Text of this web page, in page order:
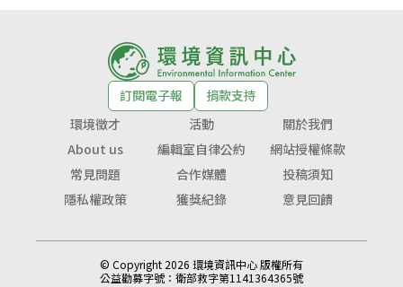
訂閱電子報
捐款支持
環境徵才
活動
關於我們
About us
編輯室自律公約
網站授權條款
常見問題
合作媒體
投稿須知
隱私權政策
獲獎紀錄 意見回饋
© Copyright 2026 環境資訊中心 版權所有
公益勸募字號： 衛部救字第1141364365號